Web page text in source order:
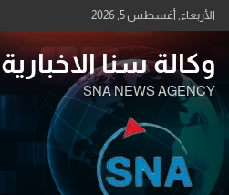
Skip
to
الأربعاء, أغسطس 5, 2026
وكالة سنا الاخبارية
SNA NEWS AGENCY